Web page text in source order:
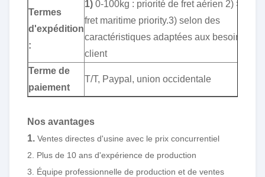
Termes
d'expédition
:
1) 0-100kg : priorité de fret aérien 2)
fret maritime priority.3) selon des
caractéristiques adaptées aux besoins du
client
Terme de
paiement
T/T, Paypal, union occidentale
Nos avantages
1. Ventes directes d'usine avec le prix concurrentiel
2. Plus de 10 ans d'expérience de production
3. Équipe professionnelle de production et de ventes